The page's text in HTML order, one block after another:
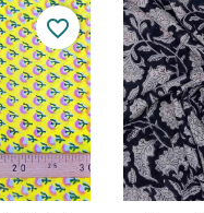
favorite_border